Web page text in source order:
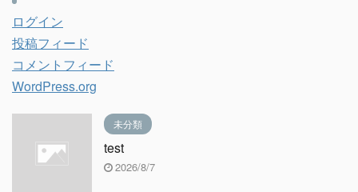
ログイン
投稿フィード
コメントフィード
WordPress.org
未分類
test
2026/8/7